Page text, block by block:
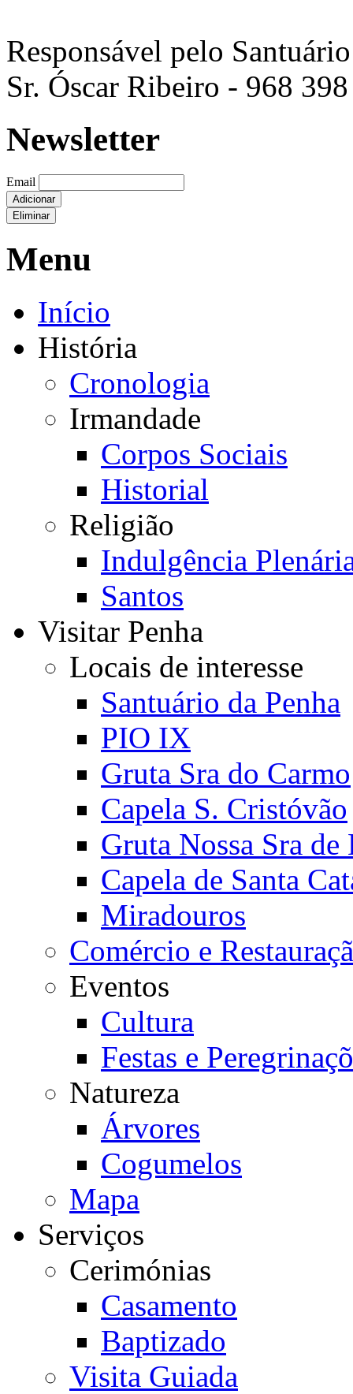
Responsável pelo Santuário
Sr. Óscar Ribeiro - 968
Newsletter
Email
Adicionar
Eliminar
Menu
Início
História
Cronologia
Irmandade
Corpos Sociais
Historial
Religião
Indulgência
Santos
Visitar Penha
Locais de interesse
Santuário da Penha
PIO IX
Gruta Sra do Carmo
Capela S. Cristóvão
Gruta Nossa Sra de
Capela de Santa
Miradouros
Comércio e
Eventos
Cultura
Festas e
Natureza
Árvores
Cogumelos
Mapa
Serviços
Cerimónias
Casamento
Baptizado
Visita Guiada